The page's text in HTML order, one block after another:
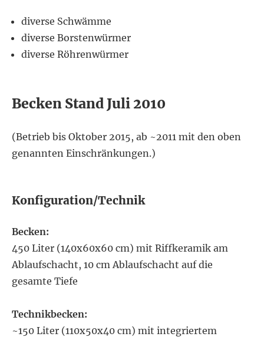
diverse Schwämme
diverse Borstenwürmer
diverse Röhrenwürmer
Becken Stand Juli 2010
(Betrieb bis Oktober 2015, ab ~2011 mit den oben
genannten Einschränkungen.)
Konfiguration/Technik
Becken:
450 Liter (140x60x60 cm) mit Riffkeramik am
Ablaufschacht, 10 cm Ablaufschacht auf die
gesamte Tiefe
Technikbecken:
~150 Liter (110x50x40 cm) mit integriertem